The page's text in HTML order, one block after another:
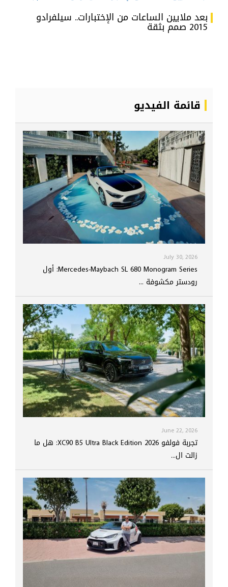
بعد ملايين الساعات من الإختبارات.. سيلفرادو
2015 صمم بثقة
قائمة الفيديو
July 30, 2026
Mercedes-Maybach SL 680 Monogram Series: أول
رودستر مكشوفة ...
June 22, 2026
تجربة فولفو XC90 B5 Ultra Black Edition 2026: هل ما
زالت ال...